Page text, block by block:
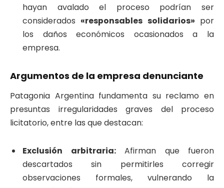
hayan avalado el proceso podrían ser
considerados «responsables solidarios» por
los daños económicos ocasionados a la
empresa.
​Argumentos de la empresa denunciante
​Patagonia Argentina fundamenta su reclamo en
presuntas irregularidades graves del proceso
licitatorio, entre las que destacan:
Exclusión arbitraria:Afirman que fueron
descartados sin permitirles corregir
observaciones formales, vulnerando la